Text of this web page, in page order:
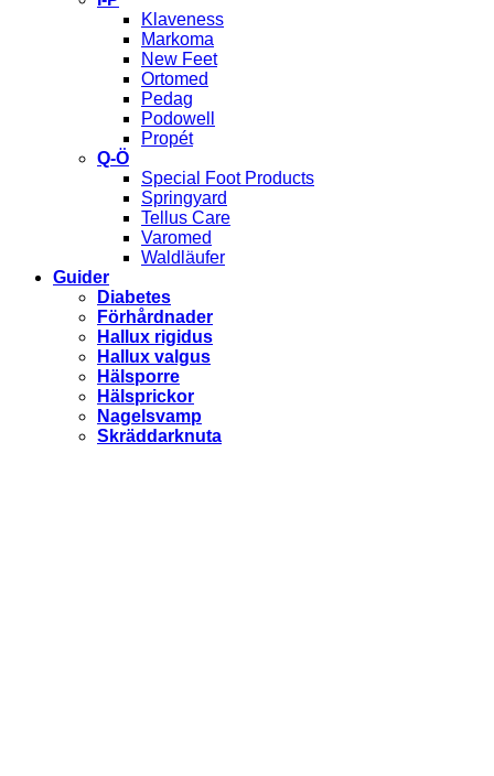
Klaveness
Markoma
New Feet
Ortomed
Pedag
Podowell
Propét
Q-Ö
Special Foot Products
Springyard
Tellus Care
Varomed
Waldläufer
Guider
Diabetes
Förhårdnader
Hallux rigidus
Hallux valgus
Hälsporre
Hälsprickor
Nagelsvamp
Skräddarknuta